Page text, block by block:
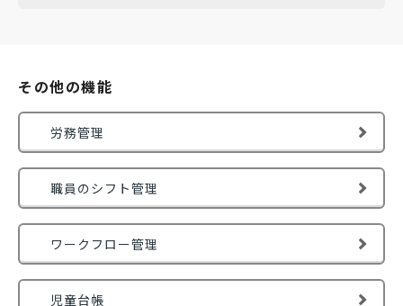
その他の機能
労務管理
職員のシフト管理
ワークフロー管理
児童台帳